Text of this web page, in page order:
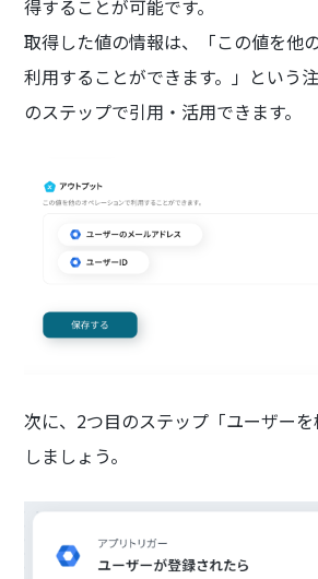
得することが可能です。
取得した値の情報は、「この値を他
利用することができます。」という
のステップで引用・活用できます。
次に、2つ目のステップ「ユーザー
しましょう。